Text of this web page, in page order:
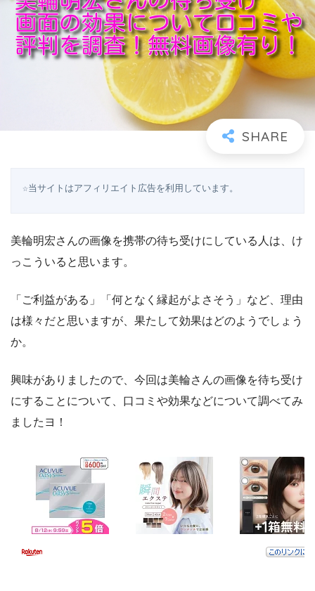
☆当サイトはアフィリエイト広告を利用しています。
美輪明宏さんの画像を携帯の待ち受けにしている人は、け
っこういると思います。
「ご利益がある」「何となく縁起がよさそう」など、理由
は様々だと思いますが、果たして効果はどのようでしょう
か。
興味がありましたので、今回は美輪さんの画像を待ち受け
にすることについて、口コミや効果などについて調べてみ
ましたヨ！